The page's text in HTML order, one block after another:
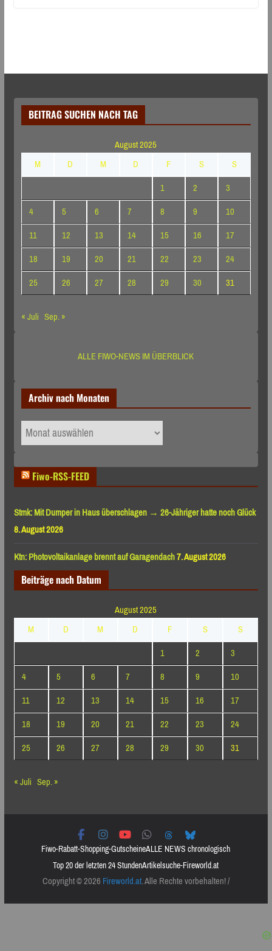
BEITRAG SUCHEN NACH TAG
August 2025
M
D M D F S
S
1
2
3
4
5 6 7 8 9
10
11
12 13 14 15 16
17
18
19 20 21 22 23
24
25
26 27 28 29 30
31
« Juli Sep. »
ALLE FIWO-NEWS IM ÜBERBLICK
Archiv nach Monaten
Archiv
nach
Fiwo-RSS-FEED
Stmk: Mit Dumper in Haus überschlagen → 26-Jähriger hatte noch Glück
8. August 2026
Ktn: Photovoltaikanlage brennt auf Garagendach7. August 2026
Beiträge nach Datum
August 2025
M
D M D F S
S
1
2
3
4
5 6 7 8 9
10
11
12 13 14 15 16
17
18
19 20 21 22 23
24
25
26 27 28 29 30
31
« Juli Sep. »
Fiwo-Rabatt-Shopping-GutscheineALLE NEWS chronologisch
Top 20 der letzten 24 StundenArtikelsuche-Fireworld.at
Copyright © 2026Fireworld.at. Alle Rechte vorbehalten! /